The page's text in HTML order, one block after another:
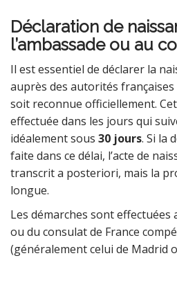
Déclaration de
l’ambassade ou au
Il est essentiel de déclarer la
auprès des autorités
soit reconnue officiellement.
effectuée dans les jours qui
idéalement sous 30 jours. Si la
faite dans ce délai, l’acte de
transcrit a posteriori, mais la
longue.
Les démarches sont effectuées
ou du consulat de France
(généralement celui de Madrid